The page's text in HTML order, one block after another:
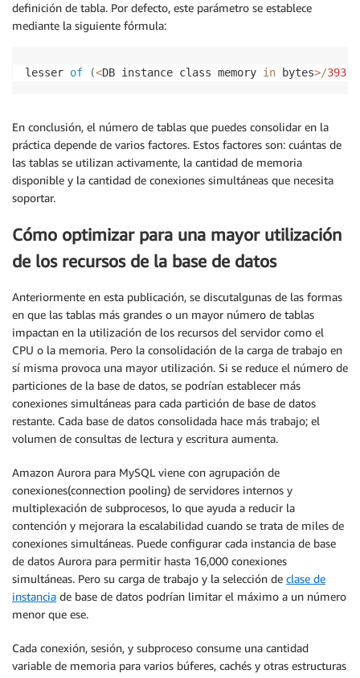
definición de tabla. Por defecto, este parámetro se establece
mediante la siguiente fórmula:
lesser of (<DB instance class memory in bytes>/393
En conclusión, el número de tablas que puedes consolidar en la
práctica depende de varios factores. Estos factores son: cuántas de
las tablas se utilizan activamente, la cantidad de memoria
disponible y la cantidad de conexiones simultáneas que necesita
soportar.
Cómo optimizar para una mayor utilización
de los recursos de la base de datos
Anteriormente en esta publicación, se discutalgunas de las formas
en que las tablas más grandes o un mayor número de tablas
impactan en la utilización de los recursos del servidor como el
CPU o la memoria. Pero la consolidación de la carga de trabajo en
sí misma provoca una mayor utilización. Si se reduce el número de
particiones de la base de datos, se podrían establecer más
conexiones simultáneas para cada partición de base de datos
restante. Cada base de datos consolidada hace más trabajo; el
volumen de consultas de lectura y escritura aumenta.
Amazon Aurora para MySQL viene con agrupación de
conexiones(connection pooling) de servidores internos y
multiplexación de subprocesos, lo que ayuda a reducir la
contención y mejorara la escalabilidad cuando se trata de miles de
conexiones simultáneas. Puede configurar cada instancia de base
de datos Aurora para permitir hasta 16,000 conexiones
simultáneas. Pero su carga de trabajo y la selección de clase de
instancia de base de datos podrían limitar el máximo a un número
menor que ese.
Cada conexión, sesión, y subproceso consume una cantidad
variable de memoria para varios búferes, cachés y otras estructuras